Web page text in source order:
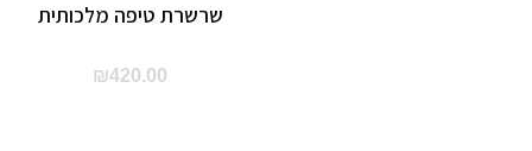
שרשרת טיפה מלכותית
₪420.00